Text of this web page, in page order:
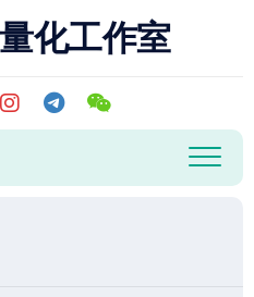
化工作室